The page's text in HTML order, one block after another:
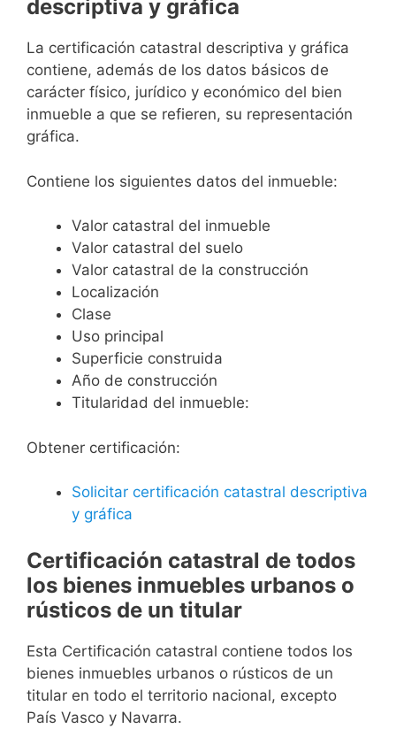
descriptiva y gráfica
La certificación catastral descriptiva y gráfica
contiene, además de los datos básicos de
carácter físico, jurídico y económico del bien
inmueble a que se refieren, su representación
gráfica.
Contiene los siguientes datos del inmueble:
Valor catastral del inmueble
Valor catastral del suelo
Valor catastral de la construcción
Localización
Clase
Uso principal
Superficie construida
Año de construcción
Titularidad del inmueble:
Obtener certificación:
Solicitar certificación catastral descriptiva
y gráfica
Certificación catastral de todos
los bienes inmuebles urbanos o
rústicos de un titular
Esta Certificación catastral contiene todos los
bienes inmuebles urbanos o rústicos de un
titular en todo el territorio nacional, excepto
País Vasco y Navarra.